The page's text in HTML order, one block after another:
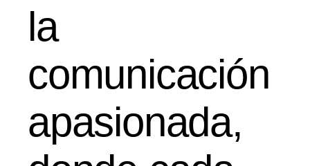
la
comunicación
apasionada,